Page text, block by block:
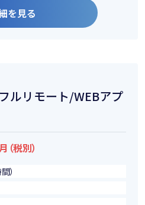
を見る
フルリモート/WEBアプ
（税別）
）